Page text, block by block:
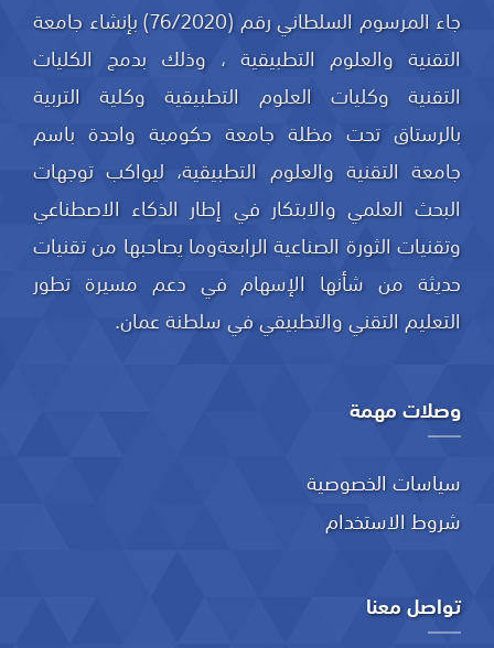
جاء المرسوم السلطاني رقم (76/2020) بإنشاء جامعة
التقنية والعلوم التطبيقية ، وذلك بدمج الكليات
التقنية وكليات العلوم التطبيقية وكلية التربية
بالرستاق تحت مظلة جامعة حكومية واحدة باسم
جامعة التقنية والعلوم التطبيقية، ليواكب توجهات
البحث العلمي والابتكار في إطار الذكاء الاصطناعي
وتقنيات الثورة الصناعية الرابعةوما يصاحبها من تقنيات
حديثة من شأنها الإسهام في دعم مسيرة تطور
التعليم التقني والتطبيقي في سلطنة عمان.
وصلات مهمة
سياسات الخصوصية
شروط الاستخدام
تواصل معنا